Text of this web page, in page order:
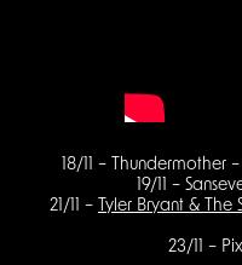
18/11 – Thundermother
19/11 –
21/11 – Tyler Bryant & The
23/11 –